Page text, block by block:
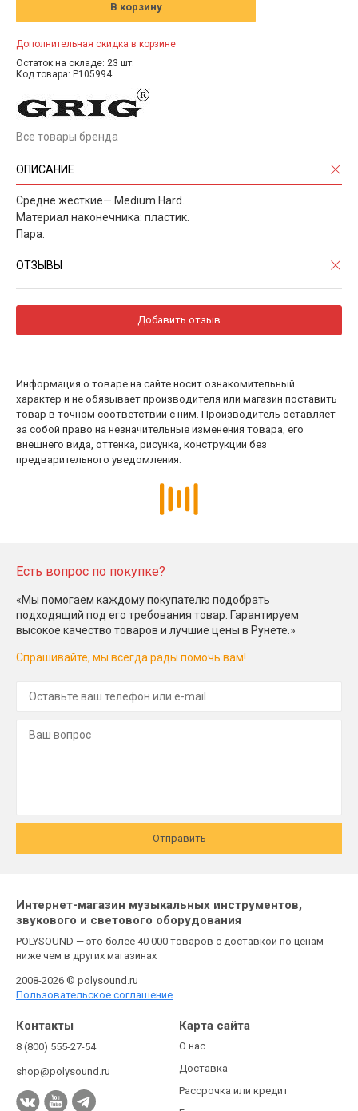
В корзину
Дополнительная скидка в корзине
Остаток на складе: 23 шт.
Код товара: P105994
Все товары бренда
ОПИСАНИЕ
Средне жесткие— Medium Hard.
Материал наконечника: пластик.
Пара.
ОТЗЫВЫ
Добавить отзыв
Информация о товаре на сайте носит ознакомительный
характер и не обязывает производителя или магазин поставить
товар в точном соответствии с ним. Производитель оставляет
за собой право на незначительные изменения товара, его
внешнего вида, оттенка, рисунка, конструкции без
предварительного уведомления.
Есть вопрос по покупке?
«Мы помогаем каждому покупателю подобрать
подходящий под его требования товар. Гарантируем
высокое качество товаров и лучшие цены в Рунете.»
Спрашивайте, мы всегда рады помочь вам!
Отправить
Интернет-магазин музыкальных инструментов,
звукового и светового оборудования
POLYSOUND — это более 40 000 товаров с доставкой по ценам
ниже чем в других магазинах
2008-2026 © polysound.ru
Пользовательское соглашение
Контакты
8 (800) 555-27-54
shop@polysound.ru
Карта сайта
О нас
Доставка
Рассрочка или кредит